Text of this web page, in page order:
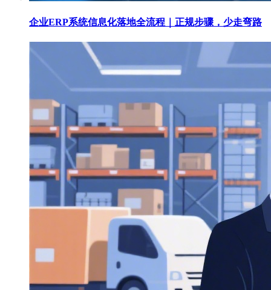
企业ERP系统信息化落地全流程｜正规步骤，少走弯路